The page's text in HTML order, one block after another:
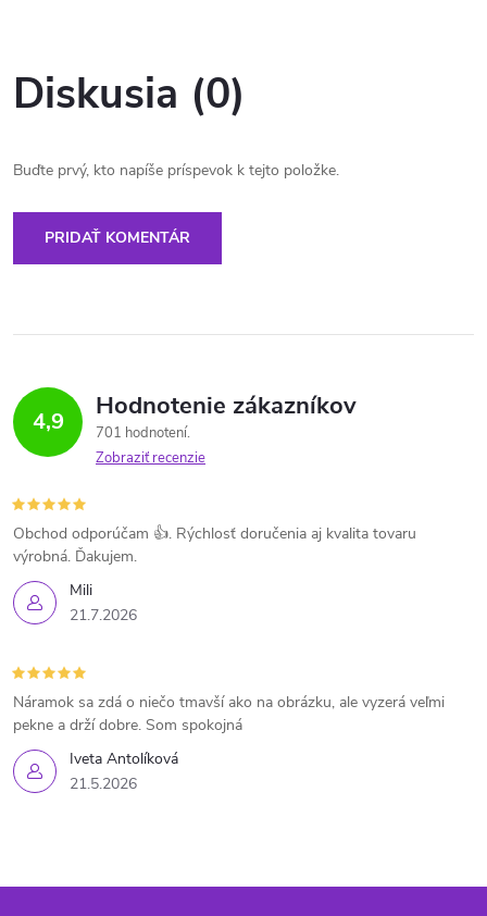
Diskusia (0)
Buďte prvý, kto napíše príspevok k tejto položke.
PRIDAŤ KOMENTÁR
4,9 Hodnotenie zákazníkov
701 hodnotení
Zobraziť recenzie
Mili
21.7.2026
Obchod odporúčam 👍. Rýchlosť doručenia aj kvalita tovaru
výrobná. Ďakujem.
Iveta Antolíková
21.5.2026
Náramok sa zdá o niečo tmavší ako na obrázku, ale vyzerá veľmi
pekne a drží dobre. Som spokojná